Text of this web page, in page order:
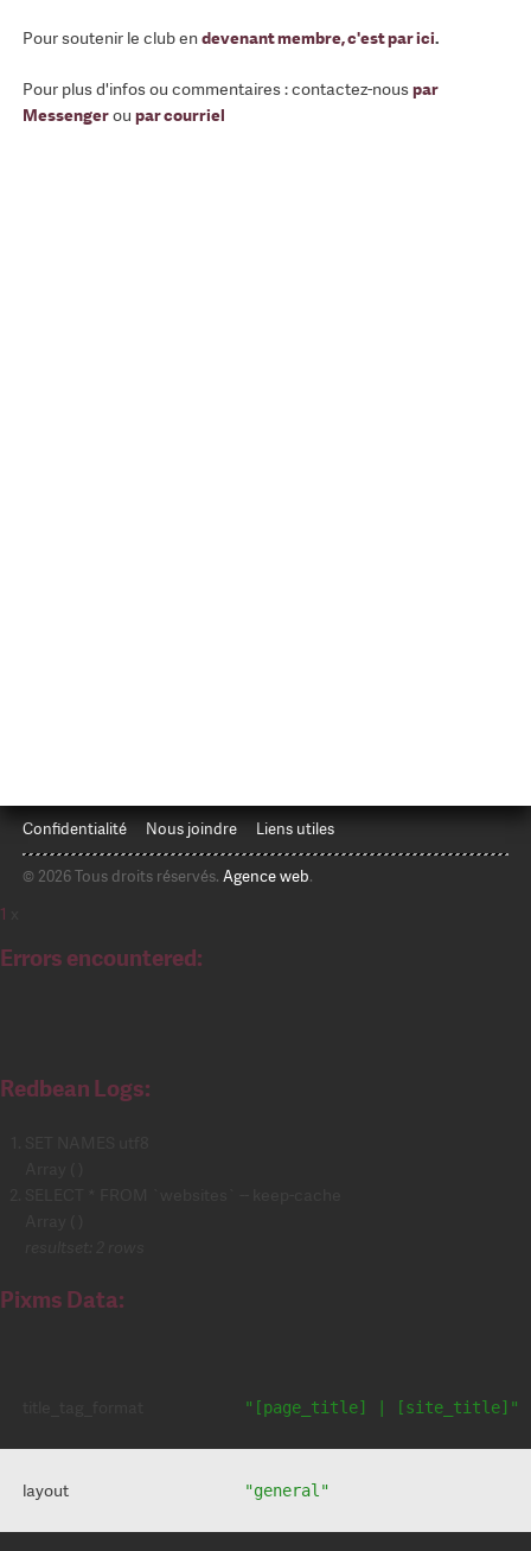
Pour soutenir le club endevenant membre, c'est par ici.
Pour plus d'infos ou commentaires : contactez-nouspar
Messengerou par courriel
Confidentialité Nous joindre Liens utiles
© 2026 Tous droits réservés. Agence web.
1
Errors encountered:
Redbean Logs:
Pixms Data:
"[page_title] | [site_title]"
layout "general"